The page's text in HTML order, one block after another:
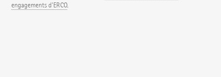
engagements d'ERCO.